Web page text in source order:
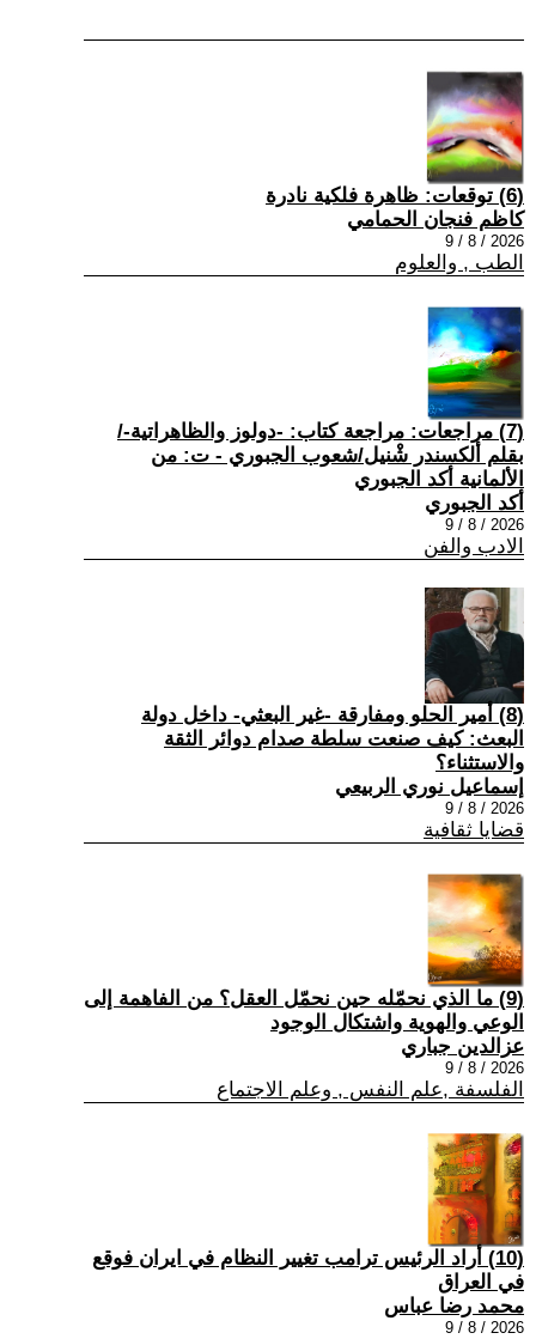
(6) توقعات: ظاهرة فلكية نادرة
كاظم فنجان الحمامي
2026 / 8 / 9
الطب , والعلوم
(7) مراجعات: مراجعة كتاب: -دولوز والظاهراتية-/
بقلم ألكسندر شْنيل/شعوب الجبوري - ت: من
الألمانية أكد الجبوري
أكد الجبوري
2026 / 8 / 9
الادب والفن
(8) أمير الحلو ومفارقة -غير البعثي- داخل دولة
البعث: كيف صنعت سلطة صدام دوائر الثقة
والاستثناء؟
إسماعيل نوري الربيعي
2026 / 8 / 9
قضايا ثقافية
(9) ما الذي نحمّله حين نحمّل العقل؟ من الفاهمة إلى
الوعي والهوية واشتكال الوجود
عزالدين جباري
2026 / 8 / 9
الفلسفة ,علم النفس , وعلم الاجتماع
(10) أراد الرئيس ترامب تغيير النظام في ايران فوقع
في العراق
محمد رضا عباس
2026 / 8 / 9